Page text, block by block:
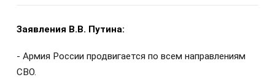
Заявления В.В. Путина:
- Армия России продвигается по всем направлениям
СВО.